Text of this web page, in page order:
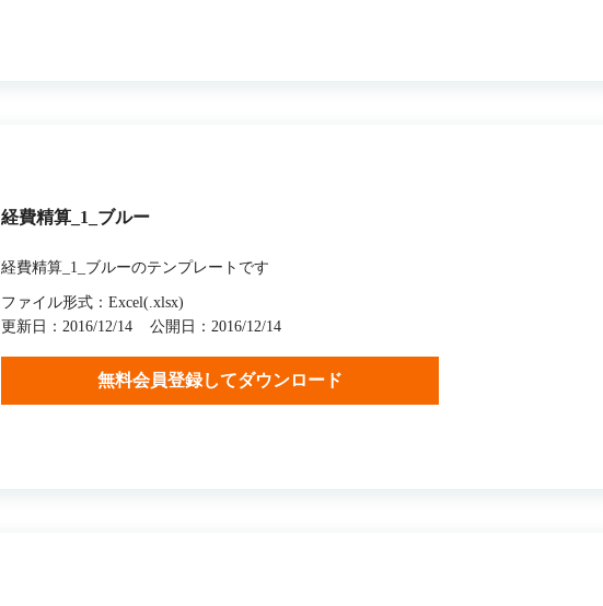
経費精算_1_ブルー
経費精算_1_ブルーのテンプレートです
ファイル形式：Excel(.xlsx)
更新日：2016/12/14
公開日：2016/12/14
無料会員登録してダウンロード